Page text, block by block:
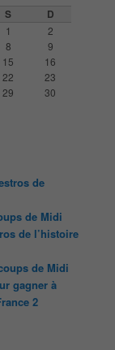
S D
1
2
8
9
15
16
22
23
29
30
de
de Midi
de l’histoire
de Midi
gagner à
2